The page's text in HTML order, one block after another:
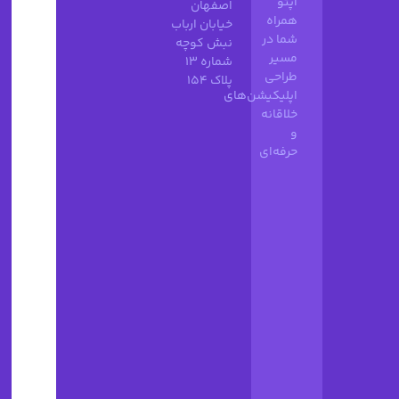
همراه
شما در
مسیر
طراحی
اپلیکیشن‌های
خلاقانه
و
حرفه‌ای
اصفهان
خیابان ارباب
نبش کوچه
شماره 13
پلاک 154